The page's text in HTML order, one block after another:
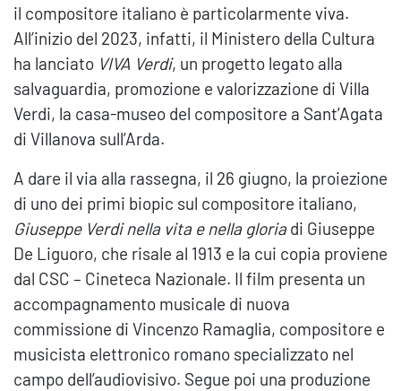
il compositore italiano è particolarmente viva.
All’inizio del 2023, infatti, il Ministero della Cultura
ha lanciato VIVA Verdi, un progetto legato alla
salvaguardia, promozione e valorizzazione di Villa
Verdi, la casa-museo del compositore a Sant’Agata
di Villanova sull’Arda.
A dare il via alla rassegna, il 26 giugno, la proiezione
di uno dei primi biopic sul compositore italiano,
Giuseppe Verdi nella vita e nella gloriadi Giuseppe
De Liguoro, che risale al 1913 e la cui copia proviene
dal CSC – Cineteca Nazionale. Il film presenta un
accompagnamento musicale di nuova
commissione di Vincenzo Ramaglia, compositore e
musicista elettronico romano specializzato nel
campo dell’audiovisivo. Segue poi una produzione